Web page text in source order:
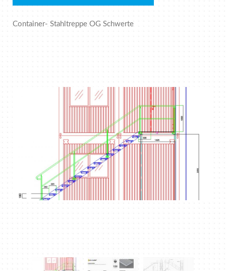
Container- Stahltreppe OG Schwerte
DOWNLOAD PDF